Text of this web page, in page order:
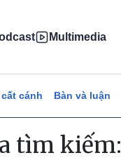
Multimedia
cánh Bàn và luận
tìm kiếm: